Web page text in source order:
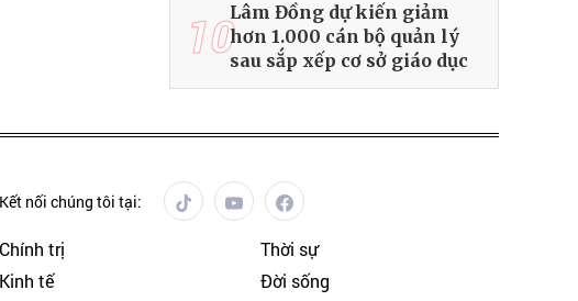
10Lâm Đồng dự kiến giảm
hơn 1.000 cán bộ quản lý
sau sắp xếp cơ sở giáo dục
Kết nối chúng tôi tại:
Chính trị
Thời sự
Kinh tế
Đời sống